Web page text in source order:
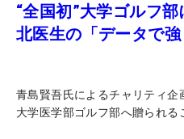
“全国初”大学ゴルフ
北医生の「データで
青島賢吾氏によるチャリティ
大学医学部ゴルフ部へ贈られる